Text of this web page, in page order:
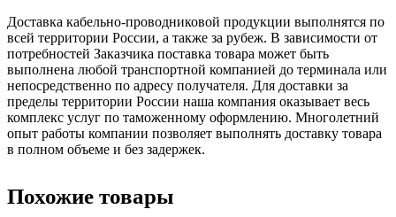
Доставка кабельно-проводниковой продукции выполнятся по
всей территории России, а также за рубеж. В зависимости от
потребностей Заказчика поставка товара может быть
выполнена любой транспортной компанией до терминала или
непосредственно по адресу получателя. Для доставки за
пределы территории России наша компания оказывает весь
комплекс услуг по таможенному оформлению. Многолетний
опыт работы компании позволяет выполнять доставку товара
в полном объеме и без задержек.
Похожие товары